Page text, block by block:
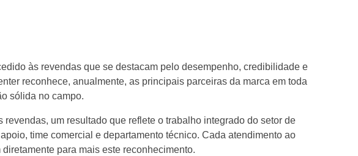
às revendas que se destacam pelo desempenho, credibilidade e
reconhece, anualmente, as principais parceiras da marca em toda
sólida no campo.
um resultado que reflete o trabalho integrado do setor de
time comercial e departamento técnico. Cada atendimento ao
para mais este reconhecimento.